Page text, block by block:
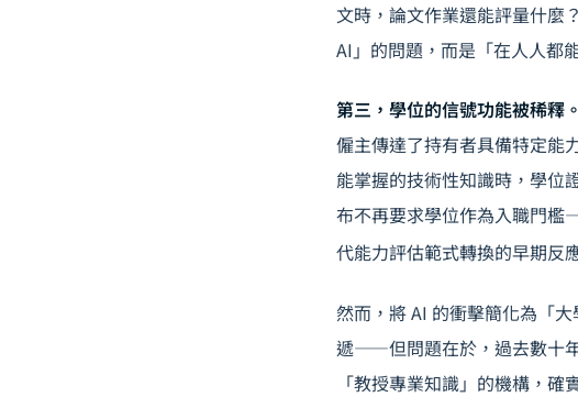
文時，論文作業還能評量什
AI」的問題，而是「在人人都
第三，學位的信號功能被稀釋。
僱主傳達了持有者具備特定能
能掌握的技術性知識時，學位
布不再要求學位作為入職門
代能力評估範式轉換的早期反
然而，將 AI 的衝擊簡化為「
遞——但問題在於，過去數十
「教授專業知識」的機構，